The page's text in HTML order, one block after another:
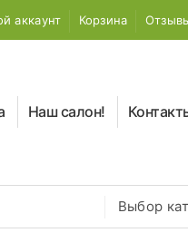
аккаунт Корзина
Наш салон!
Выбор